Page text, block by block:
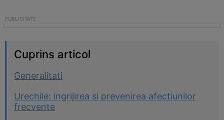
Cuprins articol
Generalitati
Urechile: ingrijirea si prevenirea afectiunilor
frecvente